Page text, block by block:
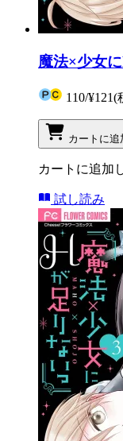
魔法×少女
110/¥121(
カートに追
カートに追加
試し読み